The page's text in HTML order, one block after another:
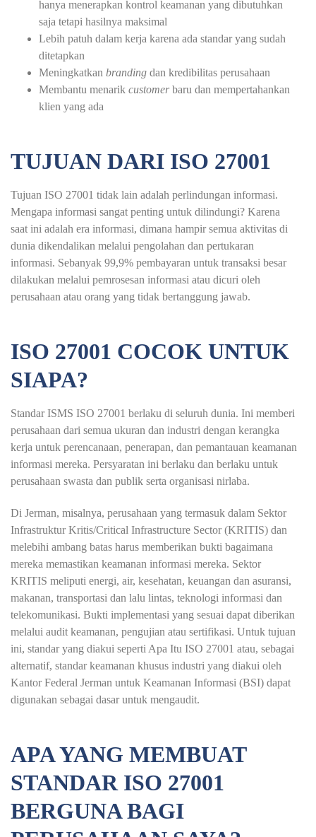
hanya menerapkan kontrol keamanan yang dibutuhkan
saja tetapi hasilnya maksimal
Lebih patuh dalam kerja karena ada standar yang sudah
ditetapkan
Meningkatkan branding dan kredibilitas perusahaan
Membantu menarik customerbaru dan mempertahankan
klien yang ada
TUJUAN DARI ISO 27001
Tujuan ISO 27001 tidak lain adalah perlindungan informasi.
Mengapa informasi sangat penting untuk dilindungi? Karena
saat ini adalah era informasi, dimana hampir semua aktivitas di
dunia dikendalikan melalui pengolahan dan pertukaran
informasi. Sebanyak 99,9% pembayaran untuk transaksi besar
dilakukan melalui pemrosesan informasi atau dicuri oleh
perusahaan atau orang yang tidak bertanggung jawab.
ISO 27001 COCOK UNTUK
SIAPA?
Standar ISMS ISO 27001 berlaku di seluruh dunia. Ini memberi
perusahaan dari semua ukuran dan industri dengan kerangka
kerja untuk perencanaan, penerapan, dan pemantauan keamanan
informasi mereka. Persyaratan ini berlaku dan berlaku untuk
perusahaan swasta dan publik serta organisasi nirlaba.
Di Jerman, misalnya, perusahaan yang termasuk dalam Sektor
Infrastruktur Kritis/Critical Infrastructure Sector (KRITIS) dan
melebihi ambang batas harus memberikan bukti bagaimana
mereka memastikan keamanan informasi mereka. Sektor
KRITIS meliputi energi, air, kesehatan, keuangan dan asuransi,
makanan, transportasi dan lalu lintas, teknologi informasi dan
telekomunikasi. Bukti implementasi yang sesuai dapat diberikan
melalui audit keamanan, pengujian atau sertifikasi. Untuk tujuan
ini, standar yang diakui seperti Apa Itu ISO 27001 atau, sebagai
alternatif, standar keamanan khusus industri yang diakui oleh
Kantor Federal Jerman untuk Keamanan Informasi (BSI) dapat
digunakan sebagai dasar untuk mengaudit.
APA YANG MEMBUAT
STANDAR ISO 27001
BERGUNA BAGI